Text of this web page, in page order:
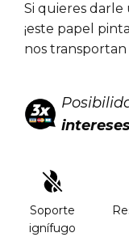
Si quieres
¡este papel
nos
Soporte
ignífugo